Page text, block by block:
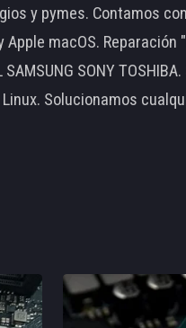
y pymes. Contamos
macOS. Reparación
SAMSUNG SONY
Solucionamos